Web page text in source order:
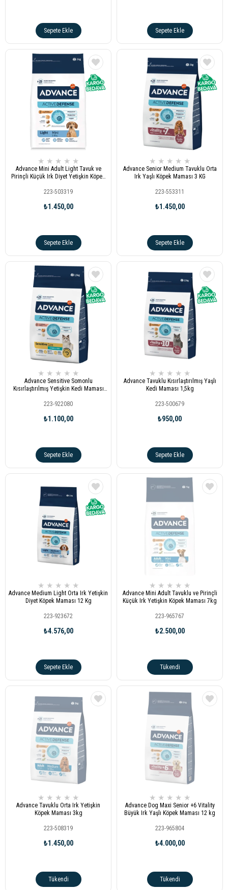
Sepete Ekle Sepete Ekle
★ ★ ★ ★ ★
Advance Mini Adult Light Tavuk ve
Pirinçli Küçük Irk Diyet Yetişkin Köpek
223-503319
₺1.450,00
Sepete Ekle
★ ★ ★ ★ ★
Advance Senior Medium Tavuklu Orta
Irk Yaşlı Köpek Maması 3 KG
223-553311
₺1.450,00
Sepete Ekle
★ ★ ★ ★ ★
Advance Sensitive Somonlu
Kısırlaştırılmış Yetişkin Kedi Maması
223-922080
₺1.100,00
Sepete Ekle
★ ★ ★ ★ ★
Advance Tavuklu Kısırlaştırılmış Yaşlı
Kedi Maması 1,5kg
223-500679
₺950,00
Sepete Ekle
★ ★ ★ ★ ★
Advance Medium Light Orta Irk Yetişkin
Diyet Köpek Maması 12 Kg
223-923672
₺4.576,00
Sepete Ekle Tükendi
★ ★ ★ ★ ★
Advance Mini Adult Tavuklu ve Pirinçli
Küçük Irk Yetişkin Köpek Maması 7kg
223-965767
₺2.500,00
Tükendi
★ ★ ★ ★ ★
Advance Tavuklu Orta Irk Yetişkin
Köpek Maması 3kg
223-508319
₺1.450,00
Tükendi
★ ★ ★ ★ ★
Advance Dog Maxi Senior +6 Vitality
Büyük Irk Yaşlı Köpek Maması 12 kg
223-965804
₺4.000,00